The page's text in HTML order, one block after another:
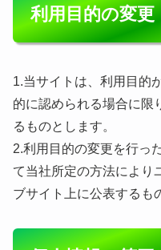
利用目的の変更
1.当サイトは、利用目的
的に認められる場合に限
るものとします。
2.利用目的の変更を行っ
て当社所定の方法により
ブサイト上に公表するも